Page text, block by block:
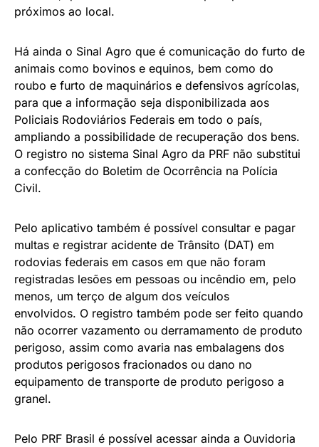
próximos ao local.
Há ainda o Sinal Agro que é comunicação do furto de
animais como bovinos e equinos, bem como do
roubo e furto de maquinários e defensivos agrícolas,
para que a informação seja disponibilizada aos
Policiais Rodoviários Federais em todo o país,
ampliando a possibilidade de recuperação dos bens.
O registro no sistema Sinal Agro da PRF não substitui
a confecção do Boletim de Ocorrência na Polícia
Civil.
Pelo aplicativo também é possível consultar e pagar
multas e registrar acidente de Trânsito (DAT) em
rodovias federais em casos em que não foram
registradas lesões em pessoas ou incêndio em, pelo
menos, um terço de algum dos veículos
envolvidos. O registro também pode ser feito quando
não ocorrer vazamento ou derramamento de produto
perigoso, assim como avaria nas embalagens dos
produtos perigosos fracionados ou dano no
equipamento de transporte de produto perigoso a
granel.
Pelo PRF Brasil é possível acessar ainda a Ouvidoria